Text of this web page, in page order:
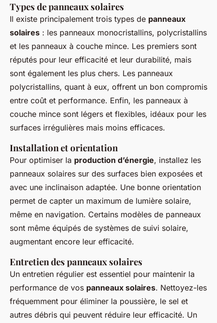
Types de panneaux solaires
Il existe principalement trois types de panneaux
solaires : les panneaux monocristallins, polycristallins
et les panneaux à couche mince. Les premiers sont
réputés pour leur efficacité et leur durabilité, mais
sont également les plus chers. Les panneaux
polycristallins, quant à eux, offrent un bon compromis
entre coût et performance. Enfin, les panneaux à
couche mince sont légers et flexibles, idéaux pour les
surfaces irrégulières mais moins efficaces.
Installation et orientation
Pour optimiser la production d’énergie, installez les
panneaux solaires sur des surfaces bien exposées et
avec une inclinaison adaptée. Une bonne orientation
permet de capter un maximum de lumière solaire,
même en navigation. Certains modèles de panneaux
sont même équipés de systèmes de suivi solaire,
augmentant encore leur efficacité.
Entretien des panneaux solaires
Un entretien régulier est essentiel pour maintenir la
performance de vos panneaux solaires. Nettoyez-les
fréquemment pour éliminer la poussière, le sel et
autres débris qui peuvent réduire leur efficacité. Un